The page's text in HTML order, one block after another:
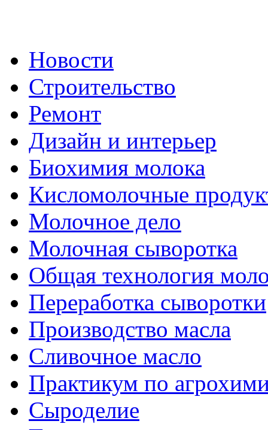
Новости
Строительство
Ремонт
Дизайн и интерьер
Биохимия молока
Кисломолочные
Молочное дело
Молочная сыворотка
Общая технология
Переработка сыворотки
Производство масла
Сливочное масло
Практикум по
Сыроделие